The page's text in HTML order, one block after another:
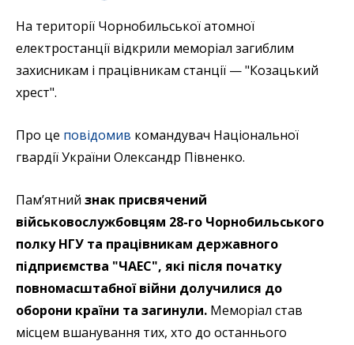
На території Чорнобильської атомної
електростанції відкрили меморіал загиблим
захисникам і працівникам станції — "Козацький
хрест".
Про це повідомив командувач Національної
гвардії України Олександр Півненко.
Пам’ятний знак присвячений
військовослужбовцям 28-го Чорнобильського
полку НГУ та працівникам державного
підприємства "ЧАЕС", які після початку
повномасштабної війни долучилися до
оборони країни та загинули. Меморіал став
місцем вшанування тих, хто до останнього